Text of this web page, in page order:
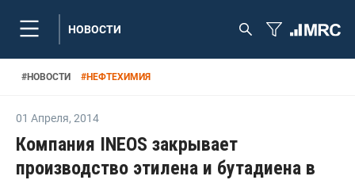
НОВОСТИ
#НОВОСТИ #НЕФТЕХИМИЯ
01 Апреля, 2014
Компания INEOS закрывает
производство этилена и бутадиена в